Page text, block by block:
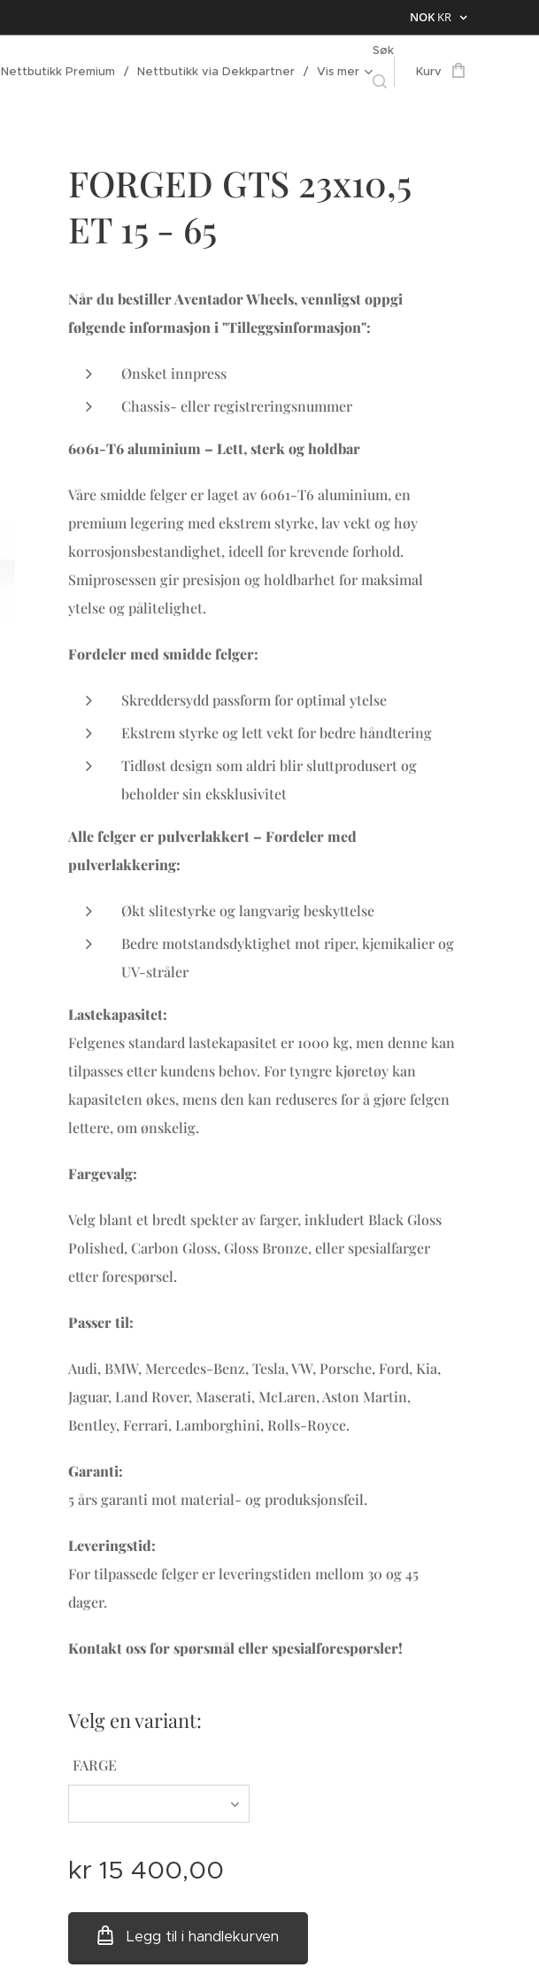
NOK KR
Nettbutikk Premium Nettbutikk via Dekkpartner Vis mer
Søk
Kurv
FORGED GTS 23x10,5
ET 15 - 65
Når du bestiller Aventador Wheels, vennligst oppgi
følgende informasjon i "Tilleggsinformasjon":
Ønsket innpress
Chassis- eller registreringsnummer
6061-T6 aluminium – Lett, sterk og holdbar
Våre smidde felger er laget av 6061-T6 aluminium, en
premium legering med ekstrem styrke, lav vekt og høy
korrosjonsbestandighet, ideell for krevende forhold.
Smiprosessen gir presisjon og holdbarhet for maksimal
ytelse og pålitelighet.
Fordeler med smidde felger:
Skreddersydd passform for optimal ytelse
Ekstrem styrke og lett vekt for bedre håndtering
Tidløst design som aldri blir sluttprodusert og
beholder sin eksklusivitet
Alle felger er pulverlakkert – Fordeler med
pulverlakkering:
Økt slitestyrke og langvarig beskyttelse
Bedre motstandsdyktighet mot riper, kjemikalier og
UV-stråler
Lastekapasitet:
Felgenes standard lastekapasitet er 1000 kg, men denne kan
tilpasses etter kundens behov. For tyngre kjøretøy kan
kapasiteten økes, mens den kan reduseres for å gjøre felgen
lettere, om ønskelig.
Fargevalg:
Velg blant et bredt spekter av farger, inkludert Black Gloss
Polished, Carbon Gloss, Gloss Bronze, eller spesialfarger
etter forespørsel.
Passer til:
Audi, BMW, Mercedes-Benz, Tesla, VW, Porsche, Ford, Kia,
Jaguar, Land Rover, Maserati, McLaren, Aston Martin,
Bentley, Ferrari, Lamborghini, Rolls-Royce.
Garanti:
5 års garanti mot material- og produksjonsfeil.
Leveringstid:
For tilpassede felger er leveringstiden mellom 30 og 45
dager.
Kontakt oss for spørsmål eller spesialforespørsler!
Velg en variant:
FARGE
kr 15 400,00
Legg til i handlekurven